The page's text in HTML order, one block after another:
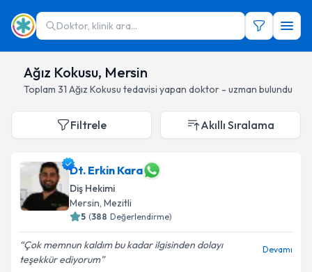
Doktor, klinik ara...
Ağız Kokusu, Mersin
Toplam 31 Ağız Kokusu tedavisi yapan doktor - uzman bulundu
Filtrele Akıllı Sıralama
Dt. Erkin Kara
Diş Hekimi
Mersin, Mezitli
5 (388 Değerlendirme)
Çok memnun kaldım bu kadar ilgisinden dolayı
teşekkür ediyorum
Devamı